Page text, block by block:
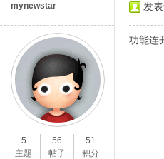
mynewstar
5
主题
56
帖子
51
积分
发
功能连